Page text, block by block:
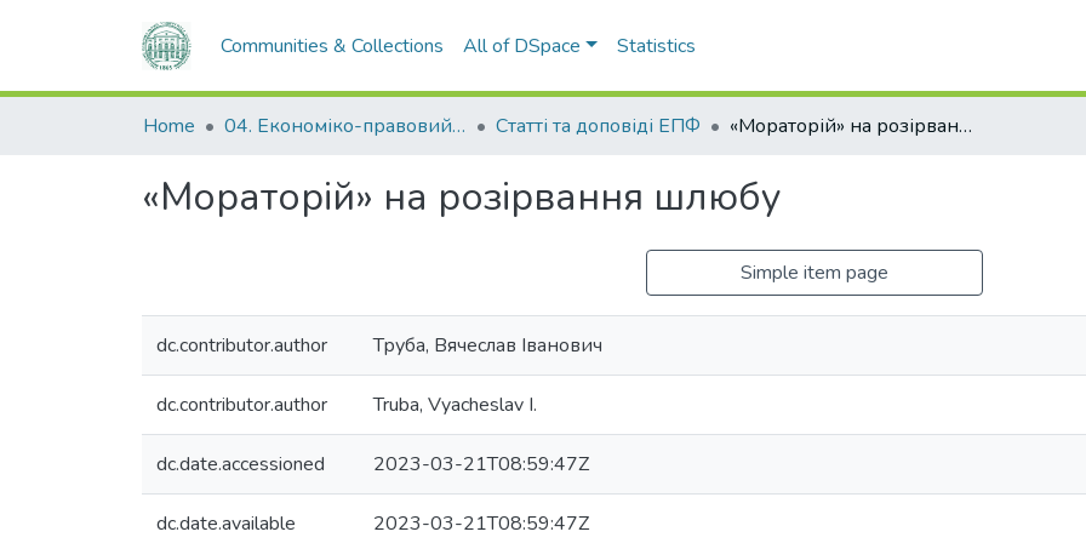
Communities & Collections All of DSpace Statistics
Home 04. Економіко-правовий факультет Статті та доповіді ЕПФ «Мораторій» на розірвання шлюбу
«Мораторій» на розірвання шлюбу
Simple item page
dc.contributor.author Труба, Вячеслав Іванович
dc.contributor.author Truba, Vyacheslav I.
dc.date.accessioned 2023-03-21T08:59:47Z
dc.date.available 2023-03-21T08:59:47Z